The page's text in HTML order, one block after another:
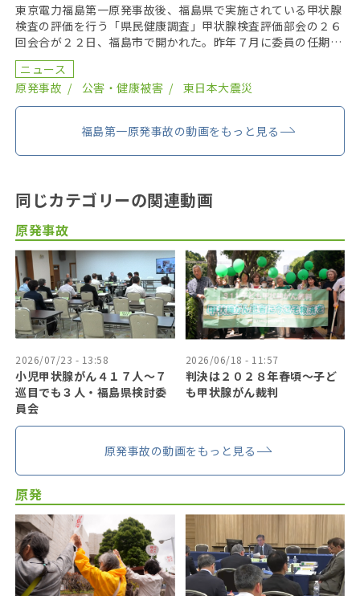
東京電力福島第一原発事故後、福島県で実施されている甲状腺
検査の評価を行う「県民健康調査」甲状腺検査評価部会の２６
回会合が２２日、福島市で開かれた。昨年７月に委員の任期を
終え、委員が改選されてから初の開催となり、鈴木元保内 […]
ニュース
原発事故
公害・健康被害 東日本大震災
福島第一原発事故の動画をもっと見る
同じカテゴリーの関連動画
原発事故
2026/07/23 - 13:58
小児甲状腺がん４１７人〜７
巡目でも３人・福島県検討委
員会
2026/06/18 - 11:57
判決は２０２８年春頃〜子ど
も甲状腺がん裁判
原発事故の動画をもっと見る
原発